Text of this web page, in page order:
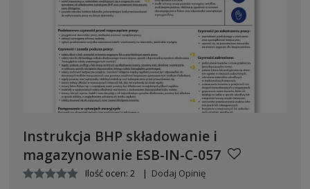
Instrukcja BHP składowanie i
magazynowanie ESB-IN-C-057
Ilość ocen: 2 | Dodaj Opinię